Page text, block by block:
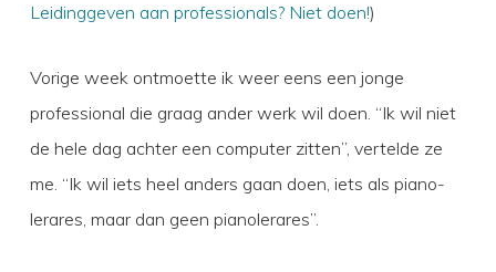
Leidinggeven aan professionals? Niet doen!)
Vorige week ontmoette ik weer eens een jonge
professional die graag ander werk wil doen. “Ik wil niet
de hele dag achter een computer zitten”, vertelde ze
me. “Ik wil iets heel anders gaan doen, iets als piano-
lerares, maar dan geen pianolerares”.